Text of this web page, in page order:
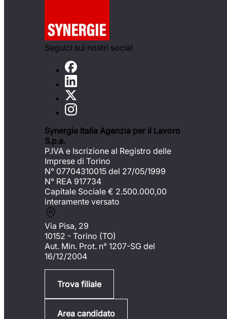
Seguici sui nostri social
Synergie Italia Agenzia per il Lavoro
S.p.a.
P.IVA e Iscrizione al Registro delle
Imprese di Torino
N° 07704310015 del 27/05/1999
N° REA 917734
Capitale Sociale € 2.500.000,00
interamente versato
Via Pisa, 29
10152 - Torino (TO)
Aut. Min. Prot. n° 1207-SG del
16/12/2004
Trova filiale
Area candidato